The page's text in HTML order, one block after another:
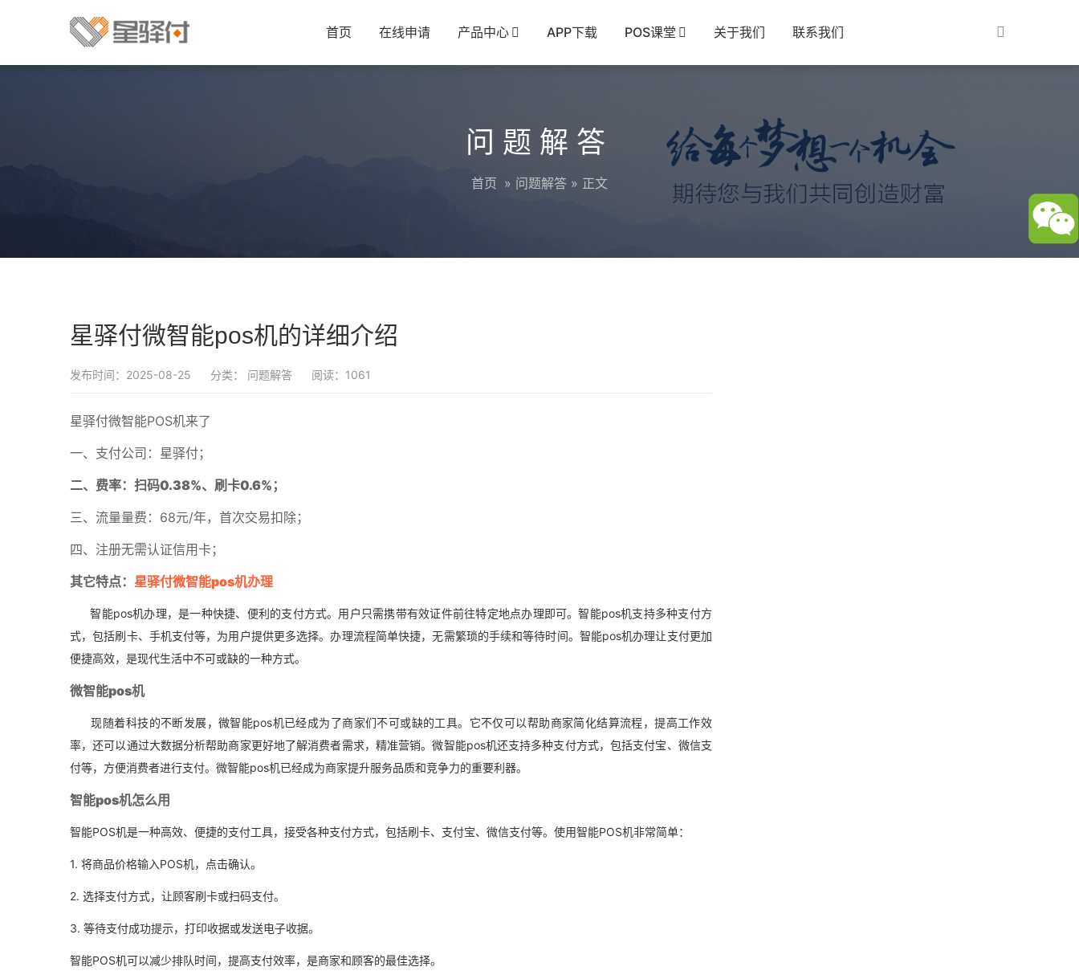
首页 在线申请 产品中心 APP下载 POS课堂 关于我们 联系我们
问题解答
首页 » 问题解答 » 正文
星驿付微智能pos机的详细介绍
发布时间：2025-08-25 分类： 问题解答 阅读：1061
星驿付微智能POS机来了
一、支付公司：星驿付；
二、费率：扫码0.38%、刷卡0.6%；
三、流量量费：68元/年，首次交易扣除；
四、注册无需认证信用卡；
其它特点： 星驿付微智能pos机办理
智能pos机办理，是一种快捷、便利的支付方式。用户只需携带有效证件前往特定地点办理即可。智能pos机支持多种支付方
式，包括刷卡、手机支付等，为用户提供更多选择。办理流程简单快捷，无需繁琐的手续和等待时间。智能pos机办理让支付更加
便捷高效，是现代生活中不可或缺的一种方式。
微智能pos机
现随着科技的不断发展，微智能pos机已经成为了商家们不可或缺的工具。它不仅可以帮助商家简化结算流程，提高工作效
率，还可以通过大数据分析帮助商家更好地了解消费者需求，精准营销。微智能pos机还支持多种支付方式，包括支付宝、微信支
付等，方便消费者进行支付。微智能pos机已经成为商家提升服务品质和竞争力的重要利器。
智能pos机怎么用
智能POS机是一种高效、便捷的支付工具，接受各种支付方式，包括刷卡、支付宝、微信支付等。使用智能POS机非常简单：
1. 将商品价格输入POS机，点击确认。
2. 选择支付方式，让顾客刷卡或扫码支付。
3. 等待支付成功提示，打印收据或发送电子收据。
智能POS机可以减少排队时间，提高支付效率，是商家和顾客的最佳选择。